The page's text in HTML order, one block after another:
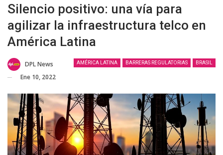
Silencio positivo: una vía para
agilizar la infraestructura telco en
América Latina
AMÉRICA LATINA BARRERAS REGULATORIAS BRASIL
DPL News
Ene 10, 2022